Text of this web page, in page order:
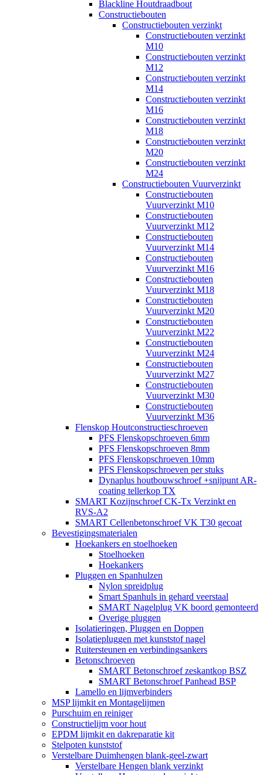
Blackline Houtdraadbout
Constructiebouten
Constructiebouten verzinkt
Constructiebouten verzinkt
M10
Constructiebouten verzinkt
M12
Constructiebouten verzinkt
M14
Constructiebouten verzinkt
M16
Constructiebouten verzinkt
M18
Constructiebouten verzinkt
M20
Constructiebouten verzinkt
M24
Constructiebouten Vuurverzinkt
Constructiebouten
Vuurverzinkt M10
Constructiebouten
Vuurverzinkt M12
Constructiebouten
Vuurverzinkt M14
Constructiebouten
Vuurverzinkt M16
Constructiebouten
Vuurverzinkt M18
Constructiebouten
Vuurverzinkt M20
Constructiebouten
Vuurverzinkt M22
Constructiebouten
Vuurverzinkt M24
Constructiebouten
Vuurverzinkt M27
Constructiebouten
Vuurverzinkt M30
Constructiebouten
Vuurverzinkt M36
Flenskop Houtconstructieschroeven
PFS Flenskopschroeven 6mm
PFS Flenskopschroeven 8mm
PFS Flenskopschroeven 10mm
PFS Flenskopschroeven per stuks
Dynaplus houtbouwschroef +snijpunt AR-
coating tellerkop TX
SMART Kozijnschroef CK-Tx Verzinkt en
RVS-A2
SMART Cellenbetonschroef VK T30 gecoat
Bevestigingsmaterialen
Hoekankers en stoelhoeken
Stoelhoeken
Hoekankers
Pluggen en Spanhulzen
Nylon spreidplug
Smart Spanhuls in gehard veerstaal
SMART Nagelplug VK boord gemonteerd
Overige pluggen
Isolatieringen, Pluggen en Doppen
Isolatiepluggen met kunststof nagel
Ruitersteunen en verbindingsankers
Betonschroeven
SMART Betonschroef zeskantkop BSZ
SMART Betonschroef Panhead BSP
Lamello en lijmverbinders
MSP lijmkit en Montagelijmen
Purschuim en reiniger
Constructielijm voor hout
EPDM lijmkit en dakreparatie kit
Stelpoten kunststof
Verstelbare Duimhengen blank-geel-zwart
Verstelbare Hengen blank verzinkt